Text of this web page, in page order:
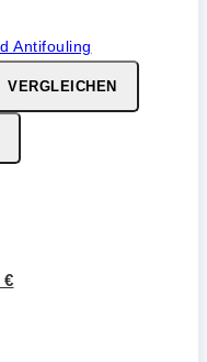
VERGLEICHEN
€